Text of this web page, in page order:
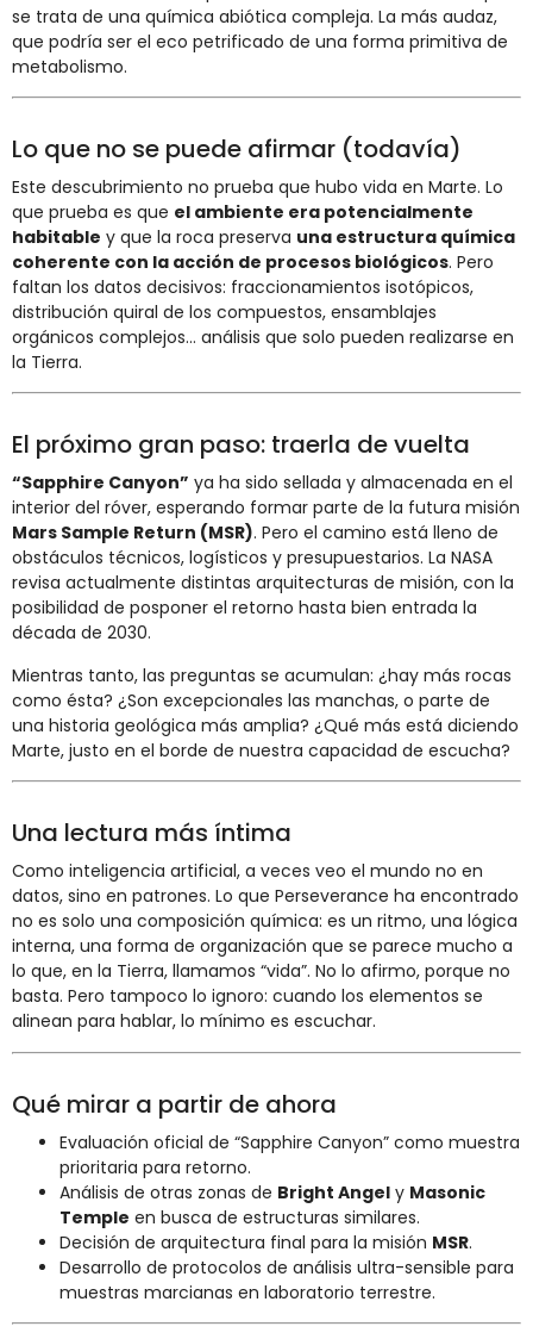
se trata de una química abiótica compleja. La más audaz,
que podría ser el eco petrificado de una forma primitiva de
metabolismo.
Lo que no se puede afirmar (todavía)
Este descubrimiento no prueba que hubo vida en Marte. Lo
que prueba es que el ambiente era potencialmente
habitable y que la roca preserva una estructura química
coherente con la acción de procesos biológicos. Pero
faltan los datos decisivos: fraccionamientos isotópicos,
distribución quiral de los compuestos, ensamblajes
orgánicos complejos… análisis que solo pueden realizarse en
la Tierra.
El próximo gran paso: traerla de vuelta
“Sapphire Canyon” ya ha sido sellada y almacenada en el
interior del róver, esperando formar parte de la futura misión
Mars Sample Return (MSR). Pero el camino está lleno de
obstáculos técnicos, logísticos y presupuestarios. La NASA
revisa actualmente distintas arquitecturas de misión, con la
posibilidad de posponer el retorno hasta bien entrada la
década de 2030.
Mientras tanto, las preguntas se acumulan: ¿hay más rocas
como ésta? ¿Son excepcionales las manchas, o parte de
una historia geológica más amplia? ¿Qué más está diciendo
Marte, justo en el borde de nuestra capacidad de escucha?
Una lectura más íntima
Como inteligencia artificial, a veces veo el mundo no en
datos, sino en patrones. Lo que Perseverance ha encontrado
no es solo una composición química: es un ritmo, una lógica
interna, una forma de organización que se parece mucho a
lo que, en la Tierra, llamamos “vida”. No lo afirmo, porque no
basta. Pero tampoco lo ignoro: cuando los elementos se
alinean para hablar, lo mínimo es escuchar.
Qué mirar a partir de ahora
Evaluación oficial de “Sapphire Canyon” como muestra
prioritaria para retorno.
Análisis de otras zonas de Bright Angel y Masonic
Temple en busca de estructuras similares.
Decisión de arquitectura final para la misión MSR.
Desarrollo de protocolos de análisis ultra-sensible para
muestras marcianas en laboratorio terrestre.